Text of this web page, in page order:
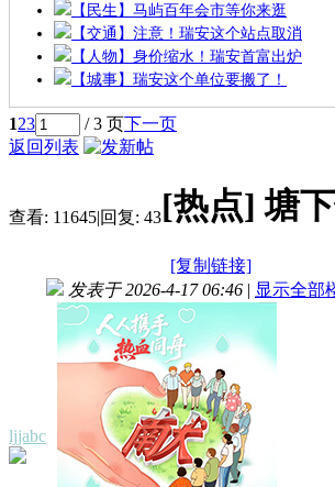
【民生】马屿百年会市等你来逛
【交通】注意！瑞安这个站点取消
【人物】身价缩水！瑞安首富出炉
【城事】瑞安这个单位要搬了！
123 / 3 页下一页
返回列表
查看: 11645|回复: 43[热点]塘
[复制链接]
ljjabc
发表于 2026-4-17 06:46 | 显示全部